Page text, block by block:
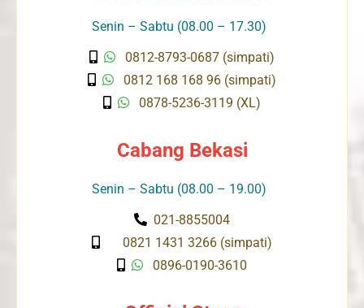
Senin – Sabtu (08.00 – 17.30)
0812-8793-0687 (simpati)
0812 168 168 96 (simpati)
0878-5236-3119 (XL)
Cabang Bekasi
Senin – Sabtu (08.00 – 19.00)
021-8855004
0821 1431 3266 (simpati)
0896-0190-3610